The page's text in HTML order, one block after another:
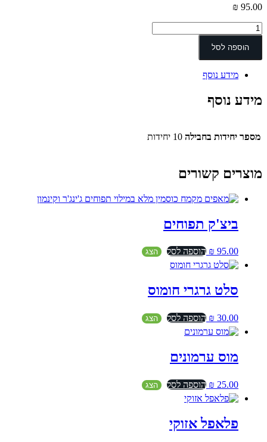
₪ 95.00
כמות
של
ביצ'ק
במילוי
בטטה
הוספה לסל
מידע נוסף
מידע נוסף
מספר יחידות בחבילה 10 יחידות
מוצרים קשורים
ביצ'ק תפוחים
₪ 95.00 הוספה לסל הצג
סלט גרגרי חומוס
₪ 30.00 הוספה לסל הצג
מוס ערמונים
₪ 25.00 הוספה לסל הצג
פלאפל אזוקי